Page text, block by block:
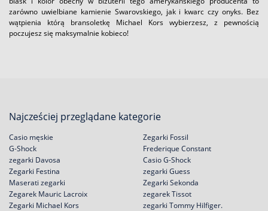
zarówno uwielbiane kamienie Swarovskiego, jak i kwarc czy onyks. Bez
wątpienia którą bransoletkę Michael Kors wybierzesz, z pewnością
poczujesz się maksymalnie kobieco!
Najcześciej przeglądane kategorie
Casio męskie
G-Shock
zegarki Davosa
Zegarki Festina
Zegarki Fossil
Frederique Constant
Casio G-Shock
zegarki Guess
Maserati zegarki
Zegarek Mauric Lacroix
Zegarki Michael Kors
Zegarki Sekonda
zegarek Tissot
zegarki Tommy Hilfiger.